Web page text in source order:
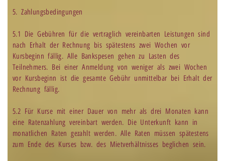
5. Zahlungsbedingungen
5.1 Die Gebühren für die vertraglich vereinbarten Leistungen sind
nach Erhalt der Rechnung bis spätestens zwei Wochen vor
Kursbeginn fällig. Alle Bankspesen gehen zu Lasten des
Teilnehmers. Bei einer Anmeldung von weniger als zwei Wochen
vor Kursbeginn ist die gesamte Gebühr unmittelbar bei Erhalt der
Rechnung fällig.
5.2 Für Kurse mit einer Dauer von mehr als drei Monaten kann
eine Ratenzahlung vereinbart werden. Die Unterkunft kann in
monatlichen Raten gezahlt werden. Alle Raten müssen spätestens
zum Ende des Kurses bzw. des Mietverhältnisses beglichen sein.